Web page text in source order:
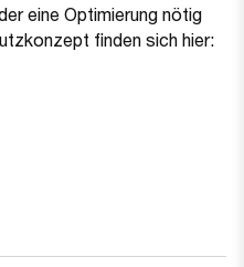
eine Optimierung nötig
finden sich hier:
in einem neuen Tab oder